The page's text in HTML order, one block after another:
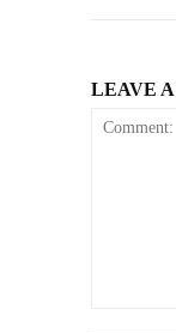
LEAVE